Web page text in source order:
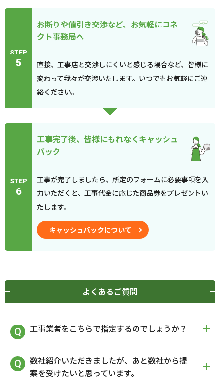
STEP
5
お断りや値引き交渉など、お気軽にコネ
クト事務局へ
直接、工事店と交渉しにくいと感じる場合など、皆様に
変わって我々が交渉いたします。いつでもお気軽にご連
絡ください。
STEP
6
工事完了後、皆様にもれなくキャッシュ
バック
工事が完了しましたら、所定のフォームに必要事項を入
力いただくと、工事代金に応じた商品券をプレゼントい
たします。
キャッシュバックについて
よくあるご質問
工事業者をこちらで指定するのでしょうか？
数社紹介いただきましたが、あと数社から提
案を受けたいと思っています。